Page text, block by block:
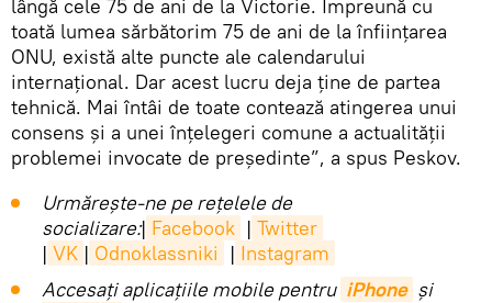
lângă cele 75 de ani de la Victorie. Împreună cu
toată lumea sărbătorim 75 de ani de la înființarea
ONU, există alte puncte ale calendarului
internațional. Dar acest lucru deja ține de partea
tehnică. Mai întâi de toate contează atingerea unui
consens și a unei înțelegeri comune a actualității
problemei invocate de președinte”, a spus Peskov.
Urmărește-ne pe rețelele de
socializare:| Facebook | Twitter
| VK | Odnoklassniki | Instagram
Accesaţi aplicaţiile mobile pentru iPhone și